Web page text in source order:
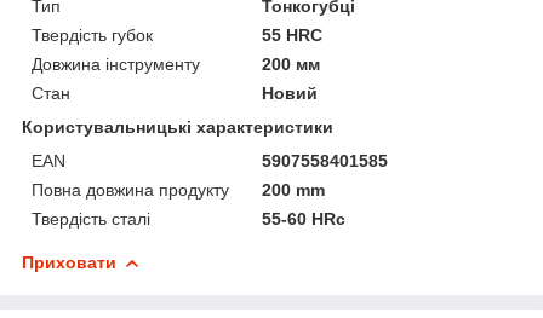
Тип
Тонкогубці
Твердість губок
55 HRC
Довжина інструменту
200 мм
Стан
Новий
Користувальницькі характеристики
EAN
5907558401585
Повна довжина продукту
200 mm
Твердість сталі
55-60 HRc
Приховати